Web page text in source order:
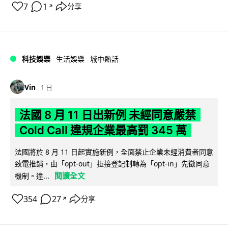
7 1 ↗ 分享
科技娛樂 生活娛樂 城中熱話
Vin 1 日
法國 8 月 11 日出新例 未經同意嚴禁
Cold Call 違規企業最高罰 345 萬
法國將於 8 月 11 日起實施新例，全面禁止企業未經消費者同意
致電推銷，由「opt-out」拒接登記制轉為「opt-in」先徵同意
機制。違...
閱讀全文
354 27 ↗ 分享